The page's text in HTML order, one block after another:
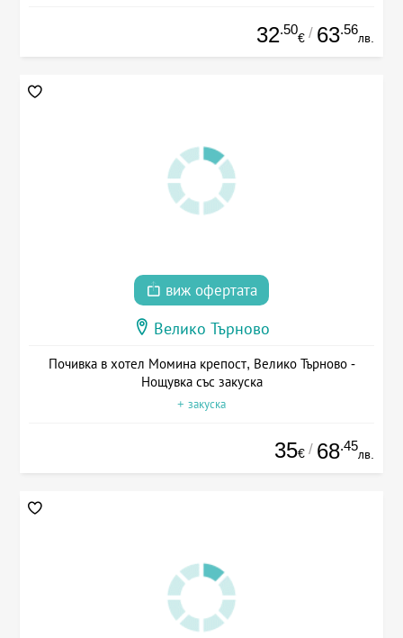
32.50
€ / 63.56
лв.
виж офертата
Велико Търново
Почивка в хотел Момина крепост, Велико Търново -
Нощувка със закуска
+ закуска
35€ / 68.45
лв.